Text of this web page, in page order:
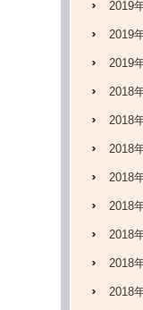
2019
2019
2019
2018
2018
2018
2018
2018
2018
2018
2018